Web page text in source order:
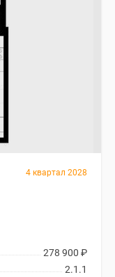
4 квартал 2028
278 900 ₽
2.1.1